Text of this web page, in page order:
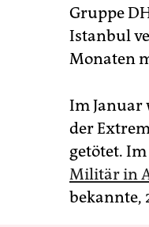
Gruppe
Istanbul
Monaten
Im Januar
der
getötet.
Militär in
bekannte,